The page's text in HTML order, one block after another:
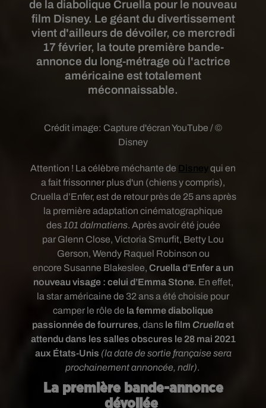
de la diabolique Cruella pour le nouveau
film Disney. Le géant du divertissement
vient d'ailleurs de dévoiler, ce mercredi
17 février, la toute première bande-
annonce du long-métrage où l'actrice
américaine est totalement
méconnaissable.
Crédit image: Capture d'écran YouTube / ©
Disney
Attention ! La célèbre méchante de Disneyqui en
a fait frissonner plus d'un (chiens y compris),
Cruella d’Enfer, est de retour près de 25 ans après
la première adaptation cinématographique
des 101 dalmatiens. Après avoir été jouée
par Glenn Close, Victoria Smurfit, Betty Lou
Gerson, Wendy Raquel Robinson ou
encore Susanne Blakeslee, Cruella d’Enfer a un
nouveau visage : celui d’Emma Stone. En effet,
la star américaine de 32 ans a été choisie pour
camper le rôle de la femme diabolique
passionnée de fourrures, dans le film Cruellaet
attendu dans les salles obscures le 28 mai 2021
aux États-Unis (la date de sortie française sera
prochainement annoncée, ndlr).
La première bande-annonce
dévoilée